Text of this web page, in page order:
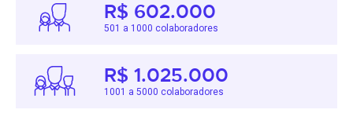
R$ 602.000
501 a 1000 colaboradores
R$ 1.025.000
1001 a 5000 colaboradores